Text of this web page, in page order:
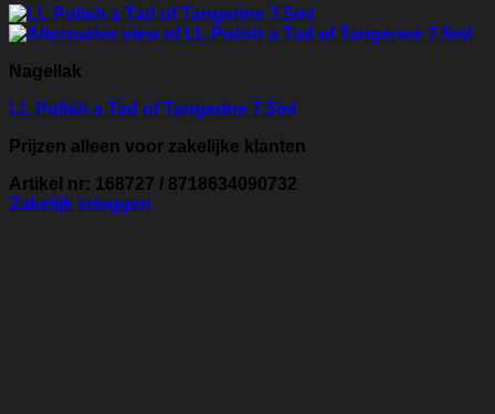
Nagellak
LL Polish a Tad of Tangerine 7.5ml
Prijzen alleen voor zakelijke klanten
Artikel nr: 168727 / 8718634090732
Zakelijk inloggen